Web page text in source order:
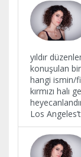
yıldır
konuşulan
hangi ismin/
kırmızı halı
Los